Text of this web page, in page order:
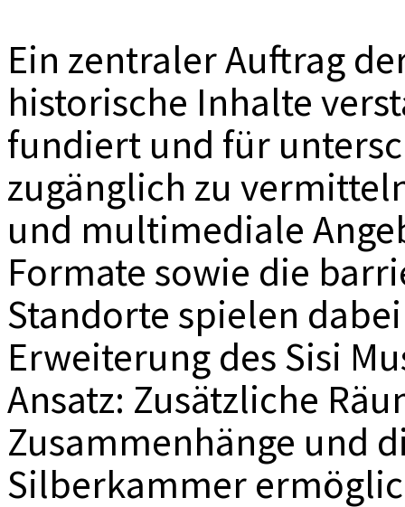
Ein zentraler Auftrag
historische Inhalte
fundiert und für
zugänglich zu
und multimediale
Formate sowie die
Standorte spielen
Erweiterung des Sisi
Ansatz: Zusätzliche
Zusammenhänge und
Silberkammer